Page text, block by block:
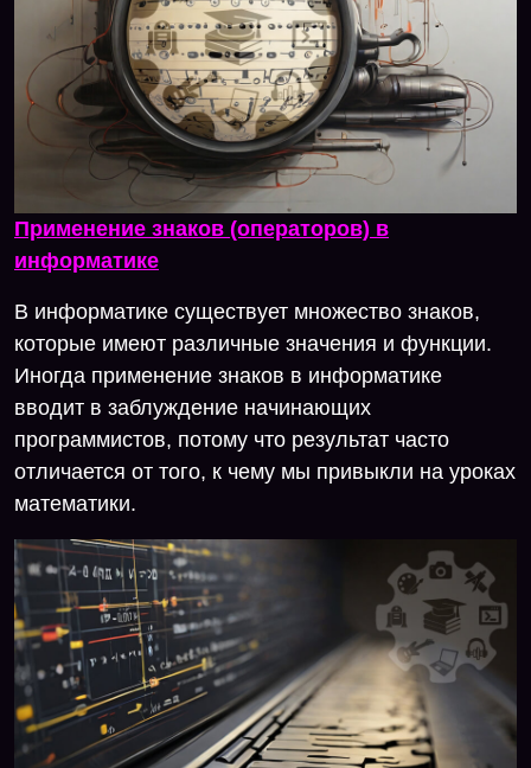
Применение знаков (операторов) в
информатике
В информатике существует множество знаков,
которые имеют различные значения и функции.
Иногда применение знаков в информатике
вводит в заблуждение начинающих
программистов, потому что результат часто
отличается от того, к чему мы привыкли на уроках
математики.